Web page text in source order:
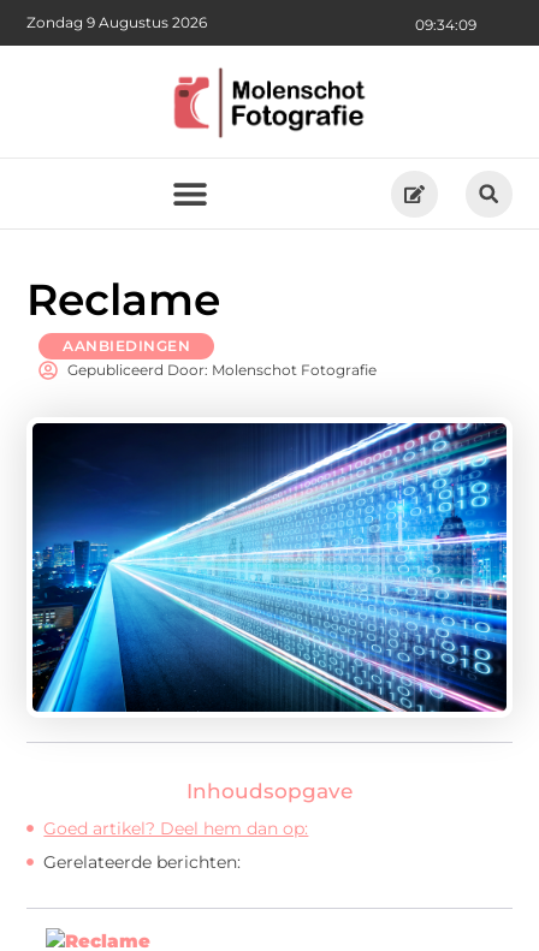
09:34:11
Zondag 9 Augustus 2026
Reclame
AANBIEDINGEN
Gepubliceerd Door: Molenschot Fotografie
Inhoudsopgave
Goed artikel? Deel hem dan op:
Gerelateerde berichten: